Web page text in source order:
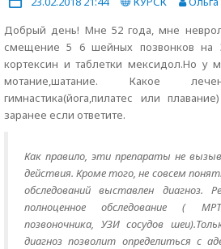
Добрый день! Мне 52 года, мне
смещение 5 6 шейных позвонков на
кортексин и таблетки мексидол.Но у
мотание,шатание. Какое
гимнастика(йога,пилатес или
заранее если ответите.
Как правило, эти препараты не
действия. Кроме того, не совсем
обследований выставлен диагноз.
полноценное обследование (
позвоночника, УЗИ сосудов
диагноз позволит определиться с